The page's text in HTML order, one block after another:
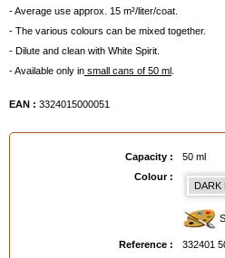
- Average use approx. 15 m²/liter/coat.
- The various colours can be mixed together.
- Dilute and clean with White Spirit.
- Available only in small cans of 50 ml
EAN : 3324015000051
Capacity :
50 ml
Colour :
Reference :
332401